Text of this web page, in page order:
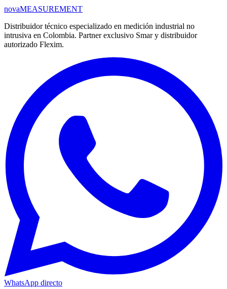
novaMEASUREMENT
Distribuidor técnico especializado en medición industrial no
intrusiva en Colombia. Partner exclusivo Smar y distribuidor
autorizado Flexim.
WhatsApp directo